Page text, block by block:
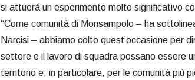
si attuerà un esperimento molto significativo
“Come comunità di Monsampolo – ha
Narcisi – abbiamo colto quest’occasione per
settore e il lavoro di squadra possano essere
territorio e, in particolare, per le comunità più